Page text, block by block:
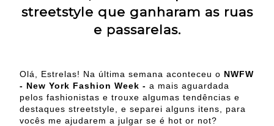
streetstyle que ganharam as ruas
e passarelas.
Olá, Estrelas! Na última semana aconteceu o NWFW
- New York Fashion Week - a mais aguardada
pelos fashionistas e trouxe algumas tendências e
destaques streetstyle, e separei alguns itens, para
vocês me ajudarem a julgar se é hot or not?